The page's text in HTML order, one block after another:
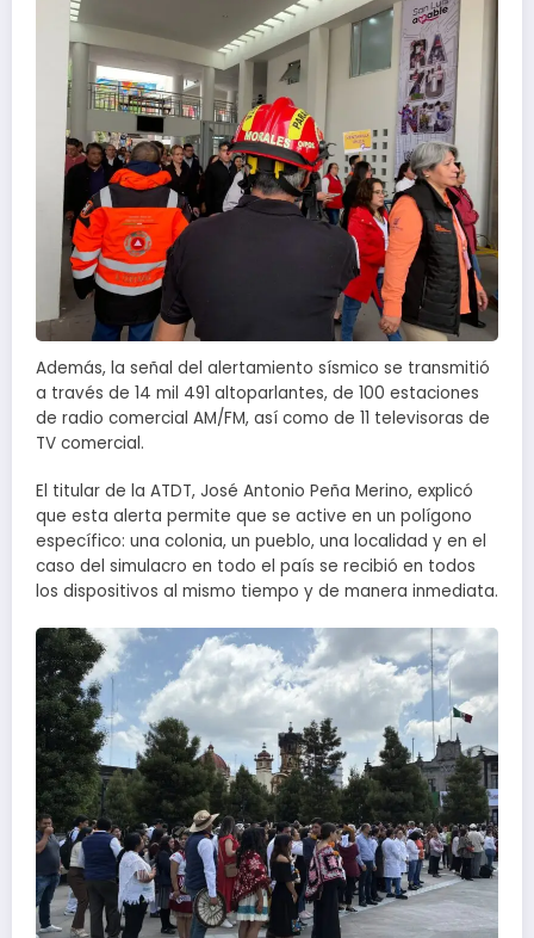
Además, la señal del alertamiento sísmico se transmitió
a través de 14 mil 491 altoparlantes, de 100 estaciones
de radio comercial AM/FM, así como de 11 televisoras de
TV comercial.
El titular de la ATDT, José Antonio Peña Merino, explicó
que esta alerta permite que se active en un polígono
específico: una colonia, un pueblo, una localidad y en el
caso del simulacro en todo el país se recibió en todos
los dispositivos al mismo tiempo y de manera inmediata.